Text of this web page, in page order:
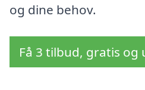
og dine behov.
Få 3 tilbud, gratis